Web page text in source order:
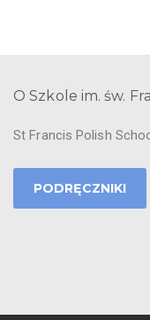
O Szkole im. św.
St Francis Polish
PODRĘCZNIKI